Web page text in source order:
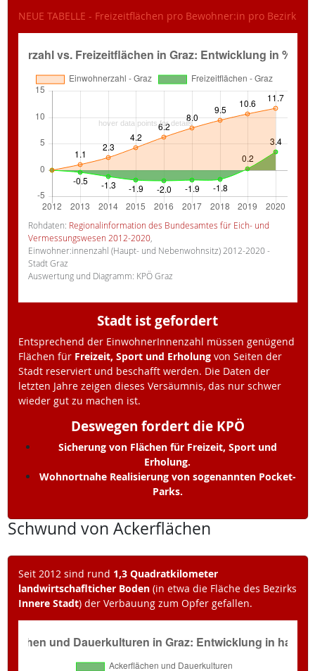
NEUE TABELLE - Freizeitflächen pro Bewohner:in pro Bezirk
Rohdaten: Regionalinformation des Bundesamtes für Eich- und
Vermessungswesen 2012-2020,
Einwohner:innenzahl (Haupt- und Nebenwohnsitz) 2012-2020 -
Stadt Graz
Auswertung und Diagramm: KPÖ Graz
Stadt ist gefordert
Entsprechend der EinwohnerInnenzahl müssen genügend
Flächen für Freizeit, Sport und Erholungvon Seiten der
Stadt reserviert und beschafft werden. Die Daten der
letzten Jahre zeigen dieses Versäumnis, das nur schwer
wieder gut zu machen ist.
Deswegen fordert die KPÖ
Sicherung von Flächen für Freizeit, Sport und
Erholung.
Wohnortnahe Realisierung von sogenannten Pocket-
Parks.
Schwund von Ackerflächen
Seit 2012 sind rund 1,3 Quadratkilometer
landwirtschaflticher Boden(in etwa die Fläche des Bezirks
Innere Stadt) der Verbauung zum Opfer gefallen.